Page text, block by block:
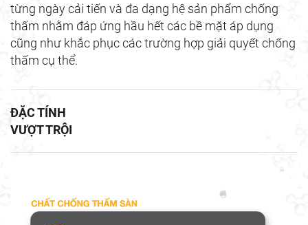
từng ngày cải tiến và đa dạng hệ sản phẩm chống
thấm nhằm đáp ứng hầu hết các bề mặt áp dụng
cũng như khắc phục các trường hợp giải quyết chống
thấm cụ thể.
ĐẶC TÍNH
VƯỢT TRỘI